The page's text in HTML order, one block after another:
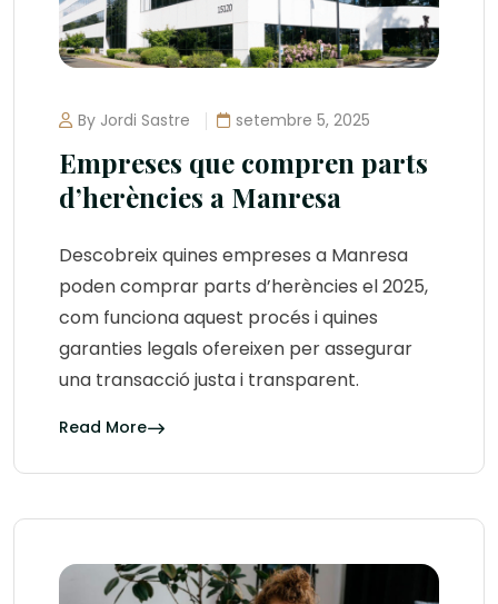
By Jordi Sastre setembre 5, 2025
Empreses que compren parts
d’herències a Manresa
Descobreix quines empreses a Manresa
poden comprar parts d’herències el 2025,
com funciona aquest procés i quines
garanties legals ofereixen per assegurar
una transacció justa i transparent.
Read More